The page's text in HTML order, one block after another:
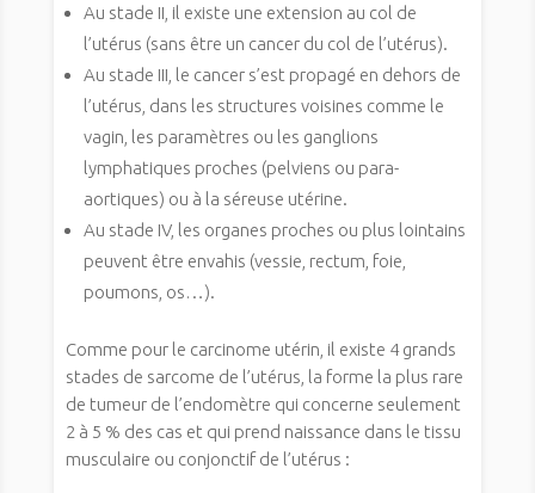
Au stade II, il existe une extension au col de
l’utérus (sans être un cancer du col de l’utérus).
Au stade III, le cancer s’est propagé en dehors de
l’utérus, dans les structures voisines comme le
vagin, les paramètres ou les ganglions
lymphatiques proches (pelviens ou para-
aortiques) ou à la séreuse utérine.
Au stade IV, les organes proches ou plus lointains
peuvent être envahis (vessie, rectum, foie,
poumons, os…).
Comme pour le carcinome utérin, il existe 4 grands
stades de sarcome de l’utérus, la forme la plus rare
de tumeur de l’endomètre qui concerne seulement
2 à 5 % des cas et qui prend naissance dans le tissu
musculaire ou conjonctif de l’utérus :